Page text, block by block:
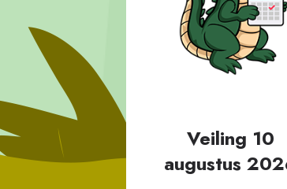
Veiling 10
augustus